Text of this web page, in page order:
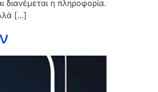
διανέμεται η πληροφορία.
[…]